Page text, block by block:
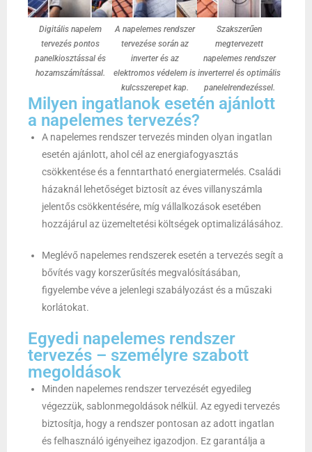
Digitális napelem
tervezés pontos
panelkiosztással és
hozamszámítással.
A napelemes rendszer
tervezése során az
inverter és az
elektromos védelem is
kulcsszerepet kap.
Szakszerűen
megtervezett
napelemes rendszer
inverterrel és optimális
panelelrendezéssel.
Milyen ingatlanok esetén ajánlott
a napelemes tervezés?
A napelemes rendszer tervezés minden olyan ingatlan
esetén ajánlott, ahol cél az energiafogyasztás
csökkentése és a fenntartható energiatermelés. Családi
házaknál lehetőséget biztosít az éves villanyszámla
jelentős csökkentésére, míg vállalkozások esetében
hozzájárul az üzemeltetési költségek optimalizálásához.
Meglévő napelemes rendszerek esetén a tervezés segít a
bővítés vagy korszerűsítés megvalósításában,
figyelembe véve a jelenlegi szabályozást és a műszaki
korlátokat.
Egyedi napelemes rendszer
tervezés – személyre szabott
megoldások
Minden napelemes rendszer tervezését egyedileg
végezzük, sablonmegoldások nélkül. Az egyedi tervezés
biztosítja, hogy a rendszer pontosan az adott ingatlan
és felhasználó igényeihez igazodjon. Ez garantálja a